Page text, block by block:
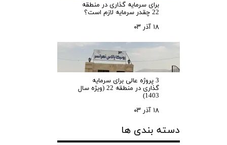
برای سرمایه‌ گذاری در منطقه
22 چقدر سرمایه لازم است؟
۱۸ آذر ۰۳
3 پروژه عالی برای سرمایه
گذاری در منطقه 22 (ویژه سال
1403)
۱۸ آذر ۰۳
دسته بندی ها